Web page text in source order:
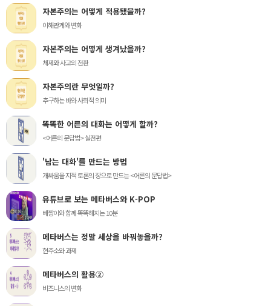
자본주의는 어떻게 적용됐을까?
이해관계와 변화
자본주의는 어떻게 생겨났을까?
체제와 사고의 전환
자본주의란 무엇일까?
추구하는 바와 사회적 의미
똑똑한 어른의 대화는 어떻게 할까?
<어른의 문답법> 실전편
'남는 대화'를 만드는 방법
개싸움을 지적 토론의 장으로 만드는 <어른의 문답법>
유튜브로 보는 메타버스와 K-POP
베짱이와 함께 똑똑해지는 10분
메타버스는 정말 세상을 바꿔놓을까?
현주소와 과제
메타버스의 활용②
비즈니스의 변화